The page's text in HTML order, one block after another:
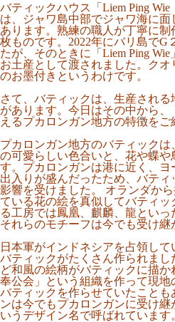
バティックハウス「Liem Ping Wie
は、ジャワ島中部でジャワ海に
あります。熟練の職人が丁寧に制
枚ものです。2022年にバリ島でG
たが、そのときに「Liem Ping
お土産として渡されました。ク
のお墨付きというわけです。
さて、バティックは、生産され
があります。今日はその中から、
えるプカロンガン地方の特徴をご
プカロンガン地方のバティック
の可愛らしい色合いと、花や蝶
す。プカロンガンは港に近く、
出入りが盛んだったため、バテ
影響を受けました。 オランダか
ている花の絵を真似してバティ
る工房では鳳凰、麒麟、龍といっ
それらのモチーフは今でも受け継
日本軍がインドネシアを占領し
バティックがたくさん作られま
ど和風の絵柄がバティックに描
奉公会」という組織を作って現
バティックを作らせていたことも
ンは今でもプカロンガンに受け継
いうデザイン名で呼ばれています